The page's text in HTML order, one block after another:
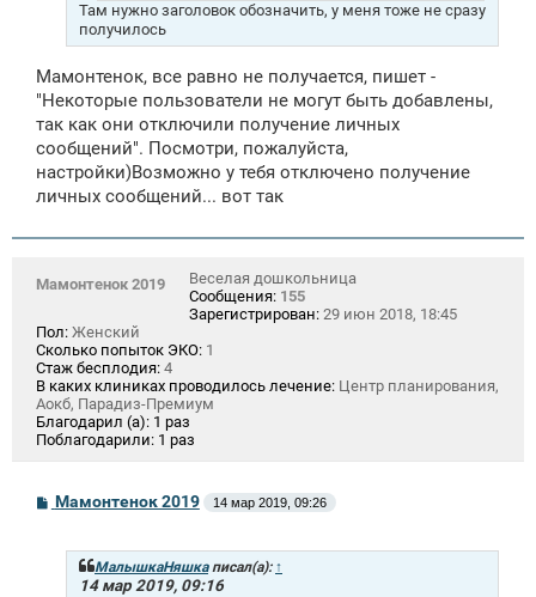
Там нужно заголовок обозначить, у меня тоже не сразу
получилось
Мамонтенок, все равно не получается, пишет -
"Некоторые пользователи не могут быть добавлены,
так как они отключили получение личных
сообщений". Посмотри, пожалуйста,
настройки)Возможно у тебя отключено получение
личных сообщений... вот так
Мамонтенок 2019
Веселая дошкольница
Сообщения: 155
Зарегистрирован: 29 июн 2018, 18:45
Пол: Женский
Сколько попыток ЭКО: 1
Стаж бесплодия: 4
В каких клиниках проводилось лечение: Центр планирования,
Аокб, Парадиз-Премиум
Благодарил (а): 1 раз
Поблагодарили: 1 раз
С
о
Мамонтенок 2019 14 мар 2019, 09:26
МалышкаНяшкаписал(а): ↑
14 мар 2019, 09:16